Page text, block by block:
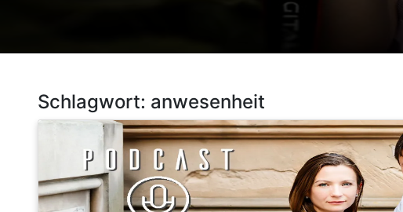
Schlagwort: anwesenheit